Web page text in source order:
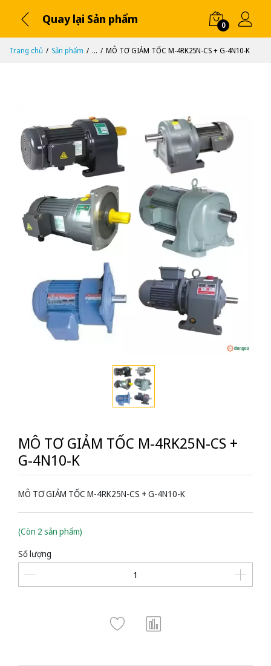
Quay lại Sản phẩm 0
Trang chủ Sản phẩm ... MÔ TƠ GIẢM TỐC M-4RK25N-CS + G-4N10-K
MÔ TƠ GIẢM TỐC M-4RK25N-CS +
G-4N10-K
MÔ TƠ GIẢM TỐC M-4RK25N-CS + G-4N10-K
(Còn 2 sản phẩm)
Số lượng